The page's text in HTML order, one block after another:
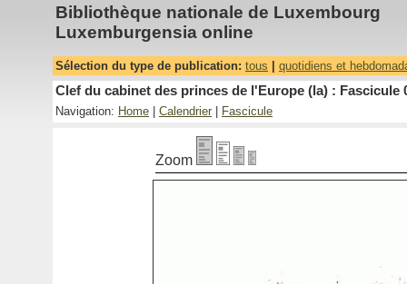
Bibliothèque nationale de Luxembourg
Luxemburgensia online
Sélection du type de publication: tous quotidiens et
Clef du cabinet des princes de l'Europe (la) : Fascicule
Navigation: Home Calendrier Fascicule
Zoom